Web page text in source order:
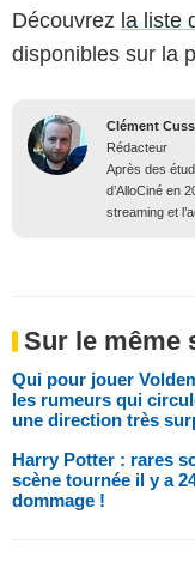
Découvrez la liste
disponibles sur la
Clément
Rédacteur
Après des
d’AlloCiné en
streaming et
Sur le même
Qui pour jouer
les rumeurs qui
une direction très
Harry Potter : rares
scène tournée il y a
dommage !